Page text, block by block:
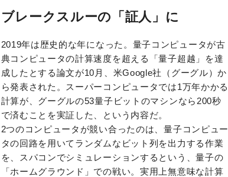
ブレークスルーの「証人」に
2019年は歴史的な年になった。量子コンピュータが古
典コンピュータの計算速度を超える「量子超越」を達
成したとする論文が10月、米Google社（グーグル）か
ら発表された。スーパーコンピュータでは1万年かかる
計算が、グーグルの53量子ビットのマシンなら200秒
で済むことを実証した、という内容だ。
2つのコンピュータが競い合ったのは、量子コンピュー
タの回路を用いてランダムなビット列を出力する作業
を、スパコンでシミュレーションするという、量子の
「ホームグラウンド」での戦い。実用上無意味な計算